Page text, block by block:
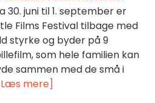
30. juni til 1. september er
Films Festival tilbage med
styrke og byder på 9
som hele familien kan
sammen med de små i
mere]